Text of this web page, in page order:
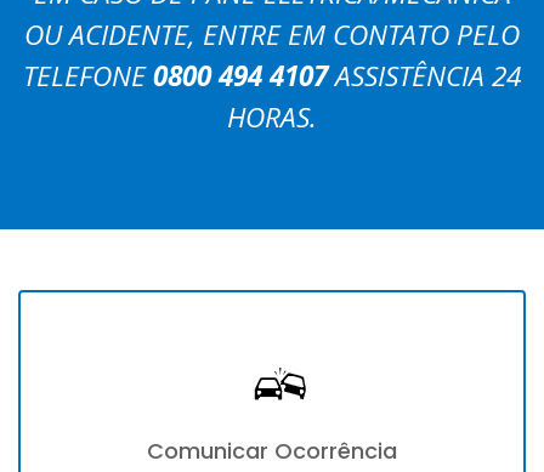
OU ACIDENTE, ENTRE EM CONTATO PELO
TELEFONE0800 494 4107ASSISTÊNCIA 24
HORAS.
Comunicar Ocorrência